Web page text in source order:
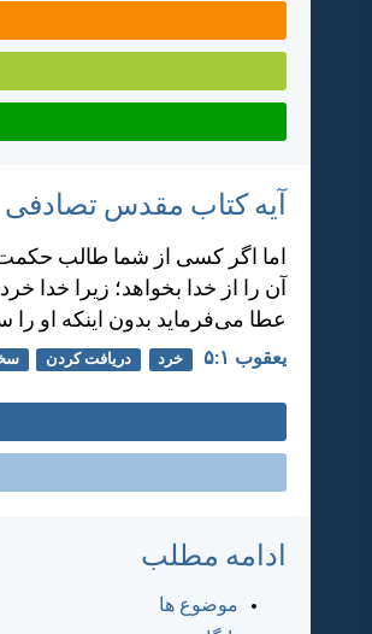
آیه کتاب مقدس تصادفی
اما اگر كسی از شما طالب
آن را از خدا بخواهد؛ زيرا خدا
عطا می‌فرمايد بدون اينكه او را
يعقوب ۱:‏۵ خرد دريافت كردن
ادامه مطلب
موضوع ها